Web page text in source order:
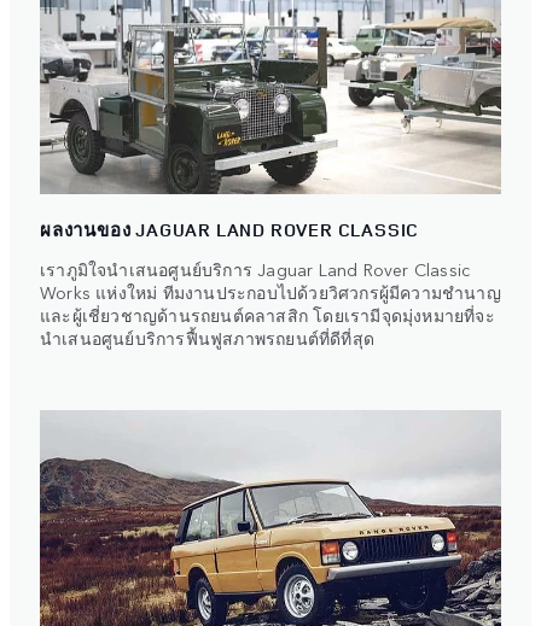
ผลงานของ JAGUAR LAND ROVER CLASSIC
เราภูมิใจนำเสนอศูนย์บริการ Jaguar Land Rover Classic
Works แห่งใหม่ ทีมงานประกอบไปด้วยวิศวกรผู้มีความชำนาญ
และผู้เชี่ยวชาญด้านรถยนต์คลาสสิก โดยเรามีจุดมุ่งหมายที่จะ
นำเสนอศูนย์บริการฟื้นฟูสภาพรถยนต์ที่ดีที่สุด